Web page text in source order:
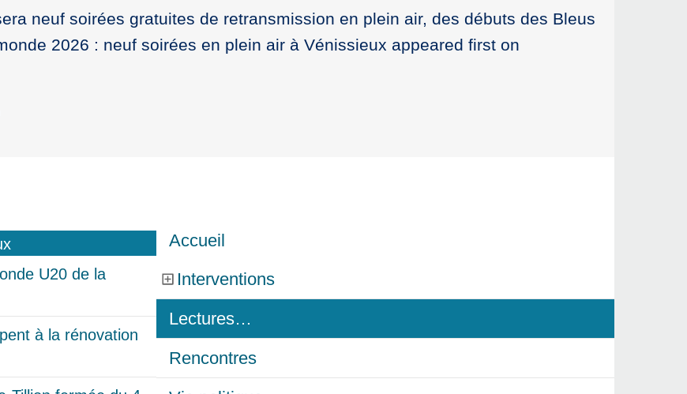
neuf soirées gratuites de retransmission en plein air, des débuts des Bleus
2026 : neuf soirées en plein air à Vénissieux appeared first on
Accueil
Interventions
Lectures…
Rencontres
U20 de la
à la rénovation